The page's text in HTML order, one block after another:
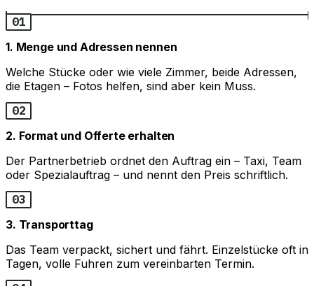
01
1. Menge und Adressen nennen
Welche Stücke oder wie viele Zimmer, beide Adressen,
die Etagen – Fotos helfen, sind aber kein Muss.
02
2. Format und Offerte erhalten
Der Partnerbetrieb ordnet den Auftrag ein – Taxi, Team
oder Spezialauftrag – und nennt den Preis schriftlich.
03
3. Transporttag
Das Team verpackt, sichert und fährt. Einzelstücke oft in
Tagen, volle Fuhren zum vereinbarten Termin.